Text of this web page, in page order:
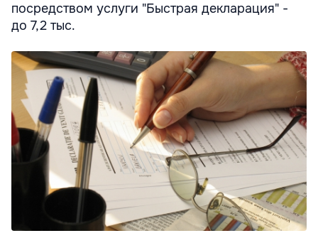
посредством услуги "Быстрая декларация" -
до 7,2 тыс.